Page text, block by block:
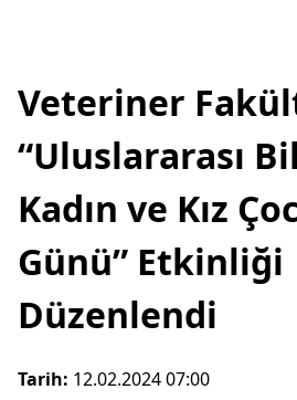
Veteriner
“Uluslararası
Kadın ve Kız
Günü” Etkinliği
Düzenlendi
Tarih: 12.02.2024 07:00